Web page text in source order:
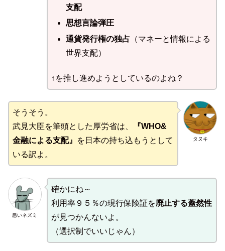
支配
思想言論弾圧
通貨発行権の独占 （マネーと情報による
世界支配）
↑を推し進めようとしているのよね？
タヌキ
そうそう。
武見大臣を筆頭とした厚労省は、
『WHO&
金融による支配』
を日本の持ち込もうとして
いる訳よ。
悪いネズミ
確かにね～
利用率９５％の現行保険証を廃止する蓋然性
が見つかんないよ。
（選択制でいいじゃん）